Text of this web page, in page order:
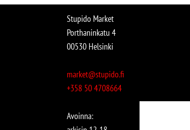
Stupido Market
Porthaninkatu 4
00530 Helsinki
market@stupido.fi
+358 50 4708664
Avoinna: